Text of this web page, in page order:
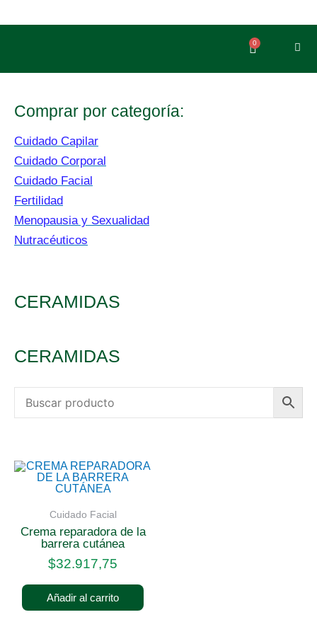
contenido
0
Carrito
Comprar por categoría:
Cuidado Capilar
Cuidado Corporal
Cuidado Facial
Fertilidad
Menopausia y Sexualidad
Nutracéuticos
CERAMIDAS
CERAMIDAS
Cuidado Facial
crema reparadora de la
barrera cutánea
$32.917,75
Añadir al carrito